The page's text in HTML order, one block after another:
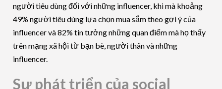
người tiêu dùng đối với những influencer, khi mà khoảng
49% người tiêu dùng lựa chọn mua sắm theo gợi ý của
influencer và 82% tin tưởng những quan điểm mà họ thấy
trên mạng xã hội từ bạn bè, người thân và những
influencer.
Sự phát triển của social